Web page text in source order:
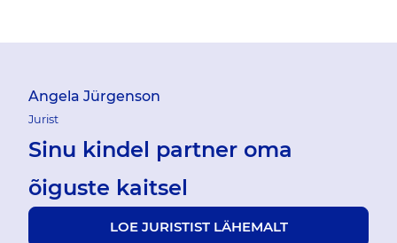
Angela Jürgenson
Jurist
Sinu kindel partner oma
õiguste kaitsel
LOE JURISTIST LÄHEMALT